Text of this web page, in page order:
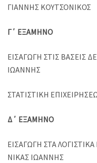
ΓΙΑΝΝΗΣ ΚΟΥΤΣΟΝΙΚΟΣ
Γ΄ ΕΞΑΜΗΝΟ
ΕΙΣΑΓΩΓΗ ΣΤΙΣ ΒΑΣΕΙΣ
ΙΩΑΝΝΗΣ
ΣΤΑΤΙΣΤΙΚΗ
Δ΄ ΕΞΑΜΗΝΟ
ΕΙΣΑΓΩΓΗ ΣΤΑ
ΝΙΚΑΣ ΙΩΑΝΝΗΣ